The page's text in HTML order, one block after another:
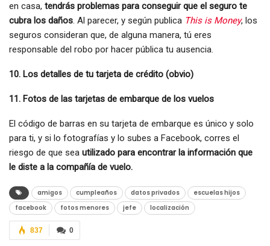
en casa, tendrás problemas para conseguir que el seguro te
cubra los daños. Al parecer, y según publica This is Money, los
seguros consideran que, de alguna manera, tú eres
responsable del robo por hacer pública tu ausencia.
10. Los detalles de tu tarjeta de crédito (obvio)
11. Fotos de las tarjetas de embarque de los vuelos
El código de barras en su tarjeta de embarque es único y solo
para ti, y si lo fotografías y lo subes a Facebook, corres el
riesgo de que sea utilizado para encontrar la información que
le diste a la compañía de vuelo.
amigos cumpleaños datos privados
escuelas hijos
facebook
fotos menores jefe localización
0
837